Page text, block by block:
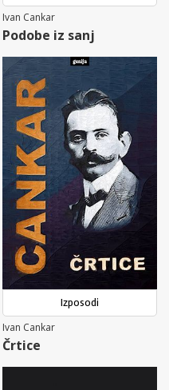
Ivan Cankar
Podobe iz sanj
Izposodi
Ivan Cankar
Črtice